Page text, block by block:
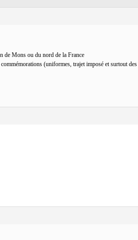
de Mons ou du nord de la France
(uniformes, trajet imposé et surtout